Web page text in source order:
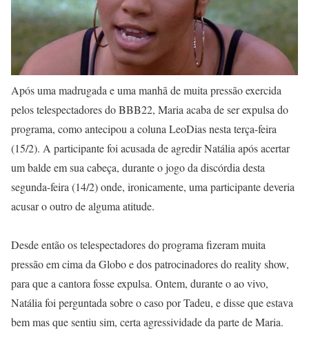
Após uma madrugada e uma manhã de muita pressão exercida
pelos telespectadores do BBB22, Maria acaba de ser expulsa do
programa, como antecipou a coluna LeoDias nesta terça-feira
(15/2). A participante foi acusada de agredir Natália após acertar
um balde em sua cabeça, durante o jogo da discórdia desta
segunda-feira (14/2) onde, ironicamente, uma participante deveria
acusar o outro de alguma atitude.
Desde então os telespectadores do programa fizeram muita
pressão em cima da Globo e dos patrocinadores do reality show,
para que a cantora fosse expulsa. Ontem, durante o ao vivo,
Natália foi perguntada sobre o caso por Tadeu, e disse que estava
bem mas que sentiu sim, certa agressividade da parte de Maria.